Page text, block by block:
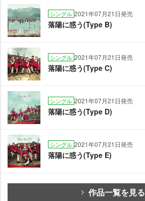
シングル 2021年07月21日発売
落陽に惑う(Type B)
シングル 2021年07月21日発売
落陽に惑う(Type C)
シングル 2021年07月21日発売
落陽に惑う(Type D)
シングル 2021年07月21日発売
落陽に惑う(Type E)
作品一覧を見る